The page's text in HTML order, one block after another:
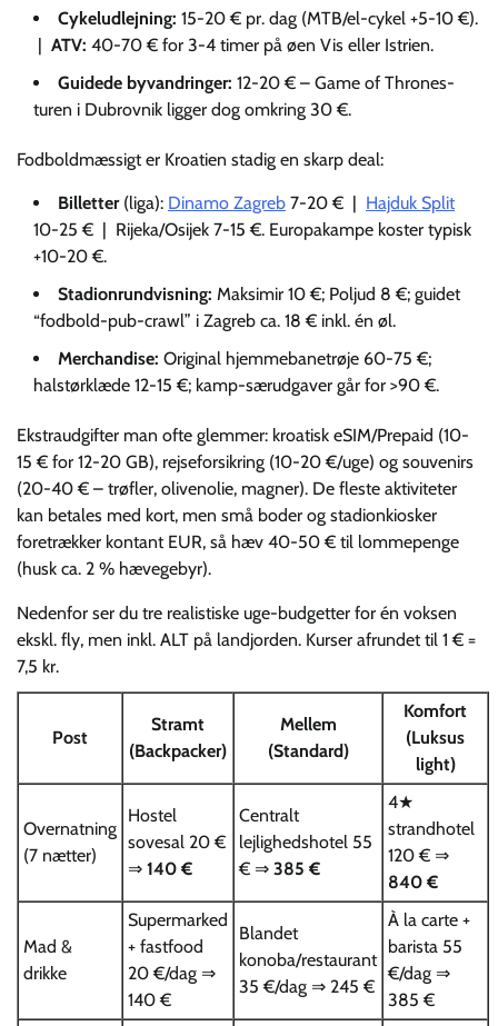
Cykeludlejning: 15-20 € pr. dag (MTB/el-cykel +5-10 €).
ATV: 40-70 € for 3-4 timer på øen Vis eller Istrien.
Guidede byvandringer: 12-20 € – Game of Thrones-
turen i Dubrovnik ligger dog omkring 30 €.
Fodboldmæssigt er Kroatien stadig en skarp deal:
Billetter(liga): Dinamo Zagreb 7-20 € | Hajduk Split
10-25 € | Rijeka/Osijek 7-15 €. Europakampe koster typisk
+10-20 €.
Stadionrundvisning: Maksimir 10 €; Poljud 8 €; guidet
“fodbold-pub-crawl” i Zagreb ca. 18 € inkl. én øl.
Merchandise: Original hjemmebanetrøje 60-75 €;
halstørklæde 12-15 €; kamp-særudgaver går for >90 €.
Ekstraudgifter man ofte glemmer: kroatisk eSIM/Prepaid (10-
15 € for 12-20 GB), rejseforsikring (10-20 €/uge) og souvenirs
(20-40 € – trøfler, olivenolie, magner). De fleste aktiviteter
kan betales med kort, men små boder og stadionkiosker
foretrækker kontant EUR, så hæv 40-50 € til lommepenge
(husk ca. 2 % hævegebyr).
Nedenfor ser du tre realistiske uge-budgetter for én voksen
ekskl. fly, men inkl. ALT på landjorden. Kurser afrundet til 1 € =
7,5 kr.
Post
Stramt
(Backpacker)
Mellem
(Standard)
Komfort
(Luksus
light)
Overnatning
(7 nætter)
Hostel
sovesal 20 €
⇒ 140 €
Centralt
lejlighedshotel 55
€ ⇒ 385 €
4★
strandhotel
120 € ⇒
840 €
Mad &
drikke
Supermarked
+ fastfood
20 €/dag ⇒
140 €
Blandet
konoba/restaurant
35 €/dag ⇒ 245 €
À la carte +
barista 55
€/dag ⇒
385 €